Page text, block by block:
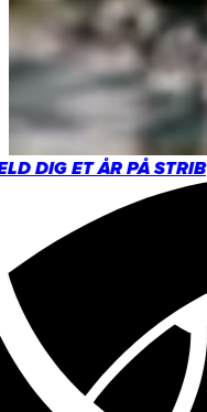
DIG ET ÅR PÅ STRIB